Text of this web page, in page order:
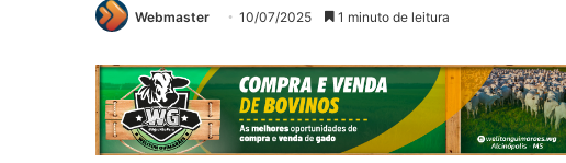
Webmaster 10/07/2025 1 minuto de leitura